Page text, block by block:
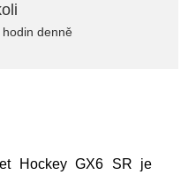
denně
Hockey GX6 SR je